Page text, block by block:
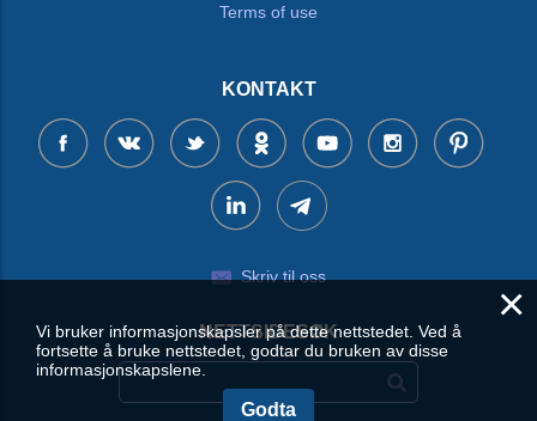
Terms of use
KONTAKT
Skriv til oss
NETTSIDESØK
×
Vi bruker informasjonskapsler på dette nettstedet. Ved å
fortsette å bruke nettstedet, godtar du bruken av disse
informasjonskapslene.
Godta